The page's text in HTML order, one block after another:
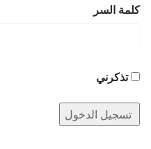
كلمة السر
تذكرني